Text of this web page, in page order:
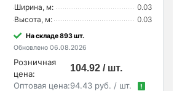
Ширина, м:
0.03
Высота, м:
0.03
На складе 893 шт.
Обновлено 06.08.2026
Розничная
цена:
104.92 / шт.
Оптовая цена:94.43 руб. / шт. !